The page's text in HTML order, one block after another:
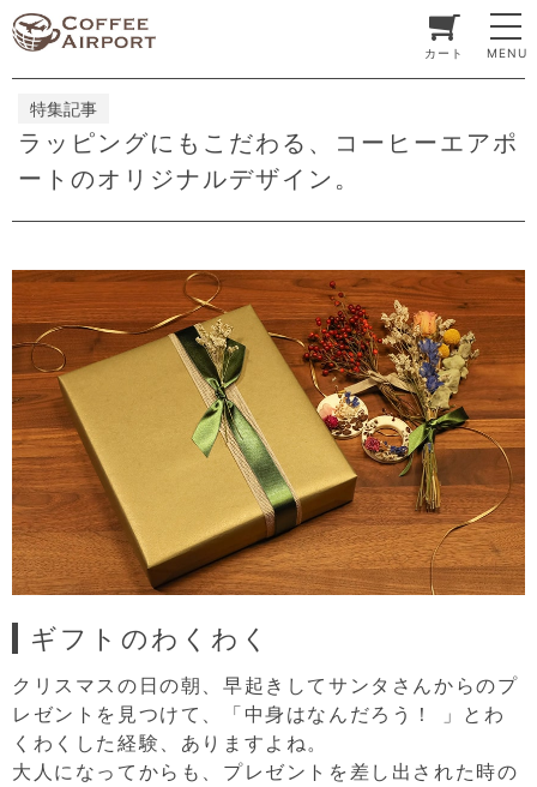
カート MENU
特集記事
ラッピングにもこだわる、コーヒーエアポ
ートのオリジナルデザイン。
ギフトのわくわく
クリスマスの日の朝、早起きしてサンタさんからのプ
レゼントを見つけて、「中身はなんだろう！ 」とわ
くわくした経験、ありますよね。
大人になってからも、プレゼントを差し出された時の